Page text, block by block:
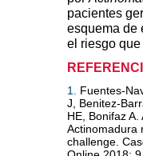
pacientes
esquema de
el riesgo
1.
Fuentes-
J, Benitez-
HE, Bonifaz
Actinomadura
challenge.